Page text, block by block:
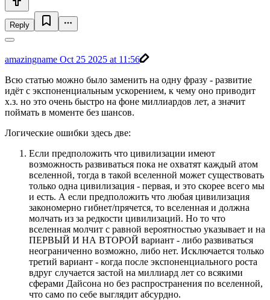
Reply
amazingname Oct 25 2025 at 11:56
Всю статью можно было заменить на одну фразу - развитие
идёт с экспоненциальным ускорением, к чему оно приводит
х.з. но это очень быстро на фоне миллиардов лет, а значит
поймать в моменте без шансов.
Логические ошибки здесь две:
Если предположить что цивилизации имеют
возможность развиваться пока не охватят каждый атом
вселенной, тогда в такой вселенной может существовать
только одна цивилизация - первая, и это скорее всего мы
и есть. А если предположить что любая цивилизация
закономерно гибнет/прячется, то вселенная и должна
молчать из за редкости цивилизаций. Но то что
вселенная молчит с равной вероятностью указывает и на
ПЕРВЫЙ И НА ВТОРОЙ вариант - либо развиваться
неограниченно возможно, либо нет. Исключается только
третий вариант - когда после экспоненциального роста
вдруг случается застой на миллиард лет со всякими
сферами Дайсона но без распространения по вселенной,
что само по себе выглядит абсурдно.